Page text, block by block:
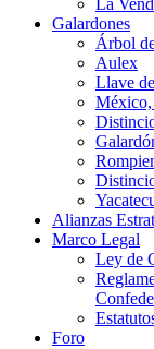
La
Galardones
Árbol
Aulex
Llave
Alianzas
Marco Legal
Ley de
Foro